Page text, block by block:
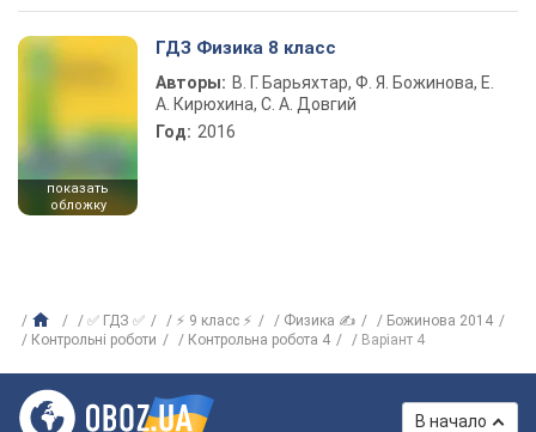
показать
обложку
ГДЗ Физика 8 класс
Авторы: В. Г. Барьяхтар, Ф. Я. Божинова, Е.
А. Кирюхина, С. А. Довгий
Год: 2016
✅ ГДЗ ✅ ⚡ 9 класс ⚡ Физика ✍
Божинова 2014
Контрольні роботи
Контрольна робота 4 Варіант 4
В начало